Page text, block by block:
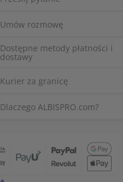
Umów rozmowę
Dostępne metody płatności i
dostawy
Kurier za granicę
Dlaczego ALBISPRO.com?